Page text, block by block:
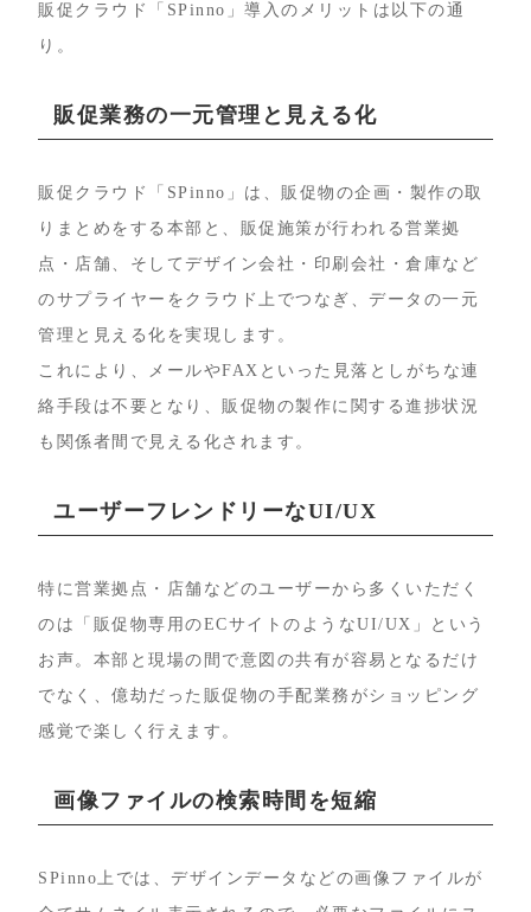
販促クラウド「SPinno」導入のメリットは以下の通
り。
販促業務の一元管理と見える化
販促クラウド「SPinno」は、販促物の企画・製作の取
りまとめをする本部と、販促施策が行われる営業拠
点・店舗、そしてデザイン会社・印刷会社・倉庫など
のサプライヤーをクラウド上でつなぎ、データの一元
管理と見える化を実現します。
これにより、メールやFAXといった見落としがちな連
絡手段は不要となり、販促物の製作に関する進捗状況
も関係者間で見える化されます。
ユーザーフレンドリーなUI/UX
特に営業拠点・店舗などのユーザーから多くいただく
のは「販促物専用のECサイトのようなUI/UX」という
お声。本部と現場の間で意図の共有が容易となるだけ
でなく、億劫だった販促物の手配業務がショッピング
感覚で楽しく行えます。
画像ファイルの検索時間を短縮
SPinno上では、デザインデータなどの画像ファイルが